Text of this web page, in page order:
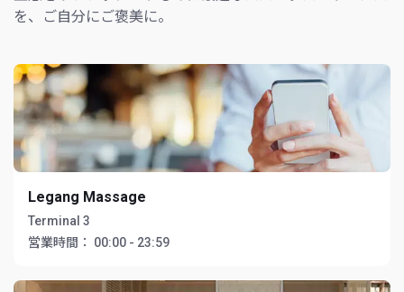
を、ご自分にご褒美に。
Legang Massage
Terminal 3
営業時間：
00:00 - 23:59